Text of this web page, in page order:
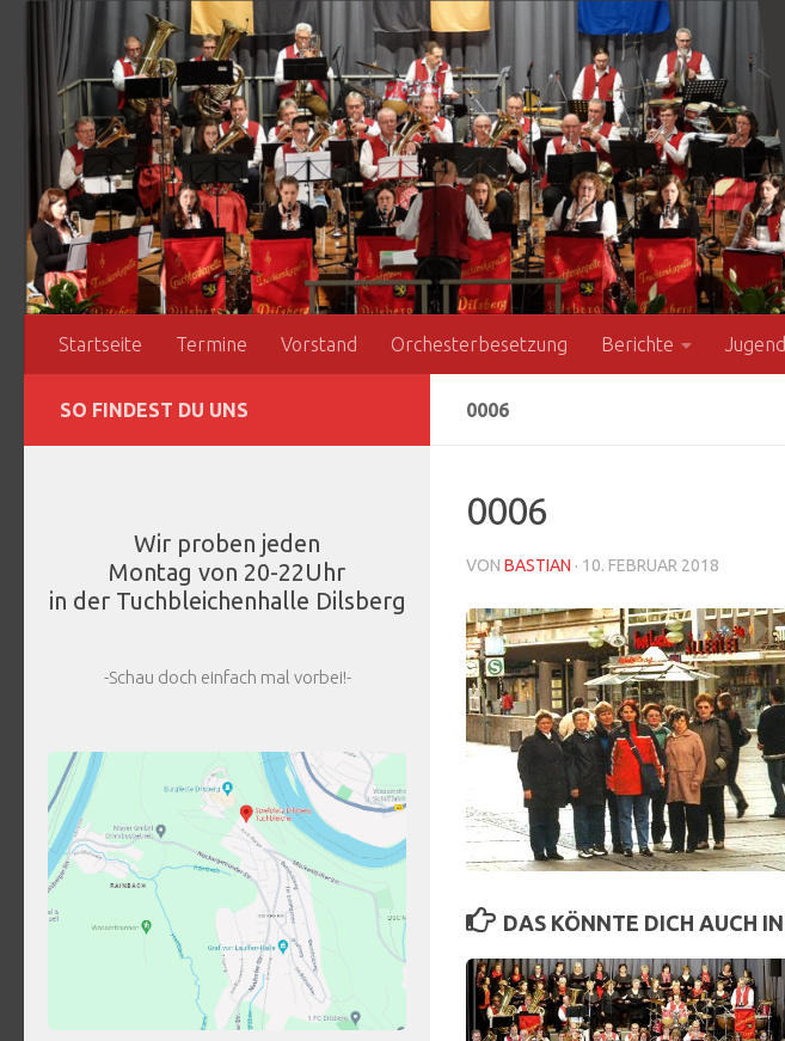
Zum Inhalt springen
Startseite Termine Vorstand Orchesterbesetzung Berichte
0006
0006
VON BASTIAN · 10. FEBRUAR 2018
DAS KÖNNTE DICH AUCH
SO FINDEST DU UNS
Wir proben jeden
Montag von 20-22Uhr
in der Tuchbleichenhalle Dilsberg
-Schau doch einfach mal vorbei!-